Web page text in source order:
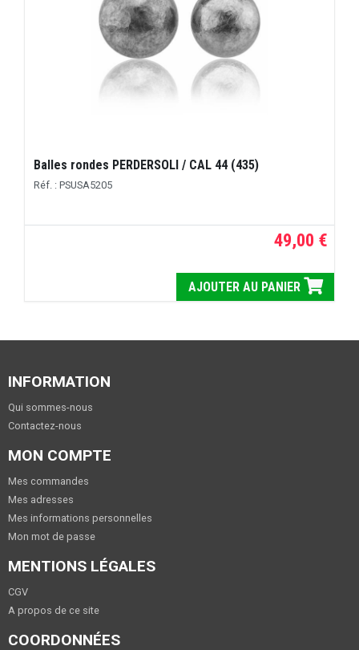
Balles rondes PERDERSOLI / CAL 44 (435)
Réf. : PSUSA5205
49,00 €
AJOUTER AU PANIER
INFORMATION
Qui sommes-nous
Contactez-nous
MON COMPTE
Mes commandes
Mes adresses
Mes informations personnelles
Mon mot de passe
MENTIONS LÉGALES
CGV
A propos de ce site
COORDONNÉES